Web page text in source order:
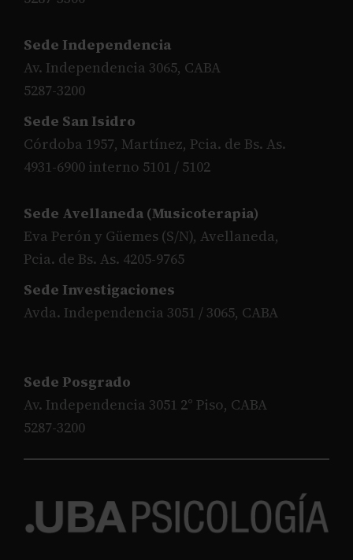
Sede Independencia
Av. Independencia 3065, CABA
5287-3200
Sede San Isidro
Córdoba 1957, Martínez, Pcia. de Bs. As.
4931-6900 interno 5101 / 5102
Sede Avellaneda (Musicoterapia)
Eva Perón y Güemes (S/N), Avellaneda,
Pcia. de Bs. As. 4205-9765
Sede Investigaciones
Avda. Independencia 3051 / 3065, CABA
Sede Posgrado
Av. Independencia 3051 2° Piso, CABA
5287-3200